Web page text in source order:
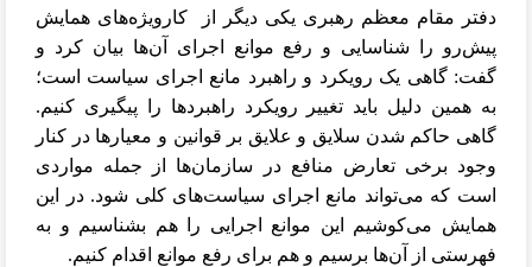
دفتر مقام معظم رهبری یکی دیگر از
کارویژه‌های همایش
پیش‌رو را شناسایی و رفع موانع اجرای آن‌ها بیان کرد و
گفت: گاهی یک رویکرد و راهبرد مانع اجرای سیاست است؛
به همین دلیل باید تغییر رویکرد راهبردها را پیگیری ‌کنیم.
گاهی‌ حاکم شدن سلایق و علایق بر قوانین و معیارها در کنار
وجود برخی تعارض منافع در سازمان‌ها از جمله مواردی
است که می‌تواند مانع اجرای سیاست‌های کلی شود. در این
همایش می‌کوشیم این موانع اجرایی را هم بشناسیم و به
فهرستی از آن‌ها برسیم و هم برای رفع موانع اقدام کنیم.